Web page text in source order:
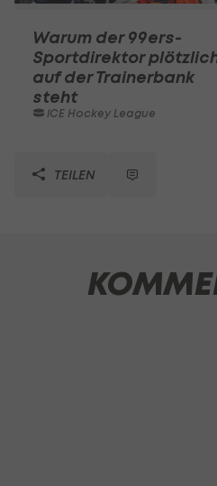
Warum der 99ers-
Sportdirektor
auf der Trainerbank
steht
ICE Hockey League
TEILEN